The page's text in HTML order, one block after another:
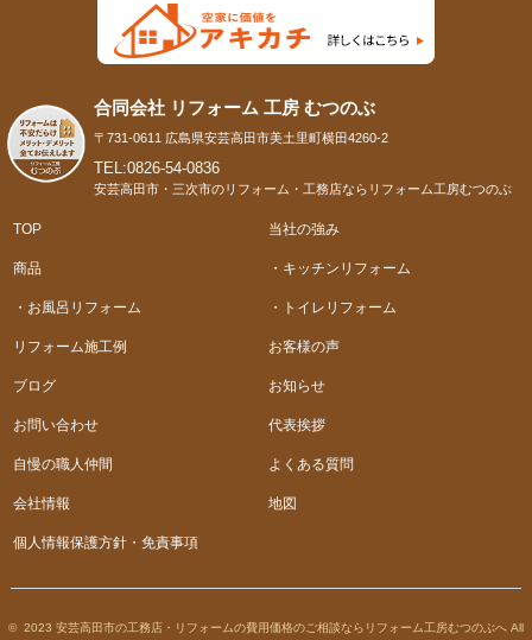
合同会社 リフォーム 工房 むつのぶ
〒731-0611 広島県安芸高田市美土里町横田4260-2
TEL:0826-54-0836
安芸高田市・三次市のリフォーム・工務店ならリフォーム工房むつのぶ
TOP 当社の強み
商品 ・キッチンリフォーム
・お風呂リフォーム ・トイレリフォーム
リフォーム施工例 お客様の声
ブログ お知らせ
お問い合わせ 代表挨拶
自慢の職人仲間 よくある質問
会社情報 地図
個人情報保護方針・免責事項
© 2023 安芸高田市の工務店・リフォームの費用価格のご相談ならリフォーム工房むつのぶへ All